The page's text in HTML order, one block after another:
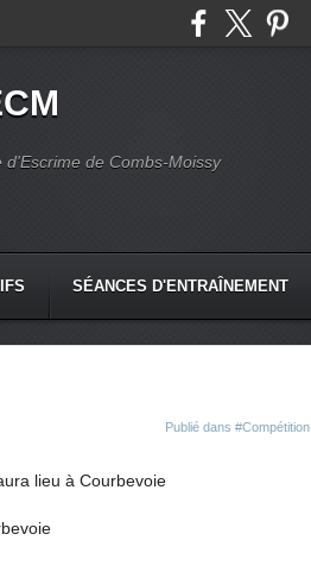
de Combs-Moissy
SÉANCES D'ENTRAÎNEMENT
Publié dans #Compétition
lieu à Courbevoie